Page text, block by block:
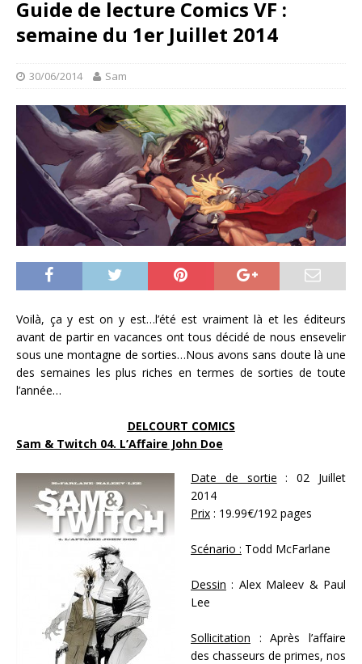
Guide de lecture Comics VF :
semaine du 1er Juillet 2014
30/06/2014 Sam
Voilà, ça y est on y est…l’été est vraiment là et les éditeurs
avant de partir en vacances ont tous décidé de nous ensevelir
sous une montagne de sorties…Nous avons sans doute là une
des semaines les plus riches en termes de sorties de toute
l’année…
DELCOURT COMICS
Sam & Twitch 04. L’Affaire John Doe
Date de sortie : 02 Juillet
2014
Prix : 19.99€/192 pages
Scénario : Todd McFarlane
Dessin : Alex Maleev & Paul
Lee
Sollicitation : Après l’affaire
des chasseurs de primes, nos